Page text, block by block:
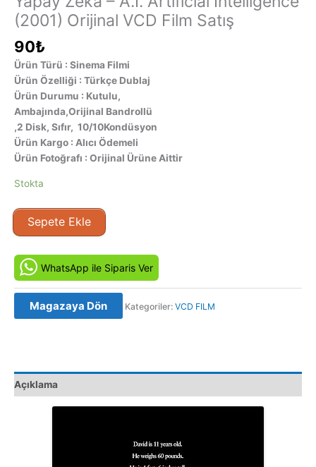
(2001) Orijinal VCD Film Satış
90₺
Ürün Türü : Sinema Filmi
Ürün Özelliği : Türkçe Dublaj
Ürün Durumu : Kutulu,
Ambajında,Orijinal Bandrollü
,2 Disk, Sıfır, 10/10Kondüsyon
Ürün Kargo : Alıcı Ödemeli
Ürün Fotoğrafı : Orijinal Ürüne Aittir
Stokta
Yapay
Zeka
A.I.
Artificial
Intelligence
(2001)
Satış
adet
Sepete Ekle
WhatsApp ile Siparis Ver
Magazaya Dön Kategoriler: VCD FILM
Açıklama